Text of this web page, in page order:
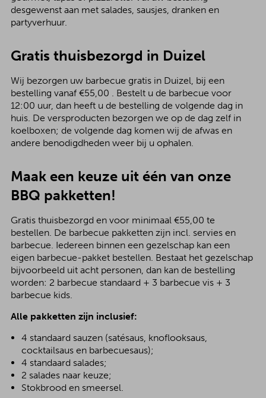
desgewenst aan met salades, sausjes, dranken en
partyverhuur.
Gratis thuisbezorgd in Duizel
Wij bezorgen uw barbecue gratis in Duizel, bij een
bestelling vanaf €55,00 . Bestelt u de barbecue voor
12:00 uur, dan heeft u de bestelling de volgende dag in
huis. De versproducten bezorgen we op de dag zelf in
koelboxen; de volgende dag komen wij de afwas en
andere benodigdheden weer bij u ophalen.
Maak een keuze uit één van onze
BBQ pakketten!
Gratis thuisbezorgd en voor minimaal €55,00 te
bestellen. De barbecue pakketten zijn incl. servies en
barbecue. Iedereen binnen een gezelschap kan een
eigen barbecue-pakket bestellen. Bestaat het gezelschap
bijvoorbeeld uit acht personen, dan kan de bestelling
worden: 2 barbecue standaard + 3 barbecue vis + 3
barbecue kids.
Alle pakketten zijn inclusief:
4 standaard sauzen (satésaus, knoflooksaus,
cocktailsaus en barbecuesaus);
4 standaard salades;
2 salades naar keuze;
Stokbrood en smeersel.